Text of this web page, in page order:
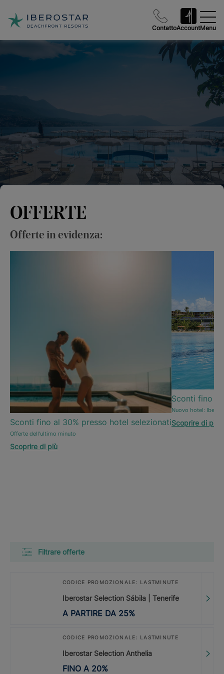
ContattoAccountMenu
OFFERTE
Offerte in evidenza:
Sconti fino al 30% presso hotel selezionati
Offerte dell’ultimo minuto
Scoprire di più
Sconti fino al
Nuovo hotel:
Scoprire di più
Filtrare offerte
CODICE PROMOZIONALE: LASTMINUTE
Iberostar Selection Sábila | Tenerife
A PARTIRE DA 25%
CODICE PROMOZIONALE: LASTMINUTE
Iberostar Selection Anthelia
FINO A 20%